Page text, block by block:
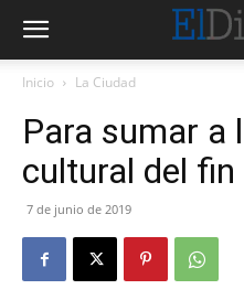
Inicio La Ciudad
Para sumar a
cultural del
7 de junio de 2019